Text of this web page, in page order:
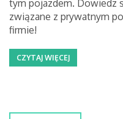
tym pojazdem. Dowiedz
związane z prywatnym
firmie!
CZYTAJ WIĘCEJ